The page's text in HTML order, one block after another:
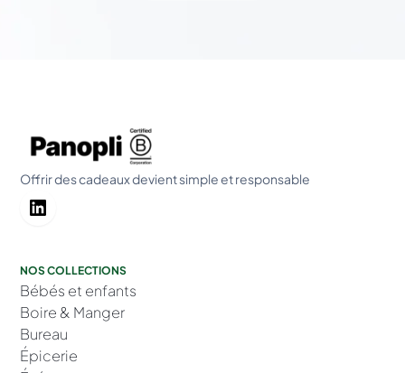
Offrir des cadeaux devient simple et responsable
NOS COLLECTIONS
Bébés et enfants
Boire & Manger
Bureau
Épicerie